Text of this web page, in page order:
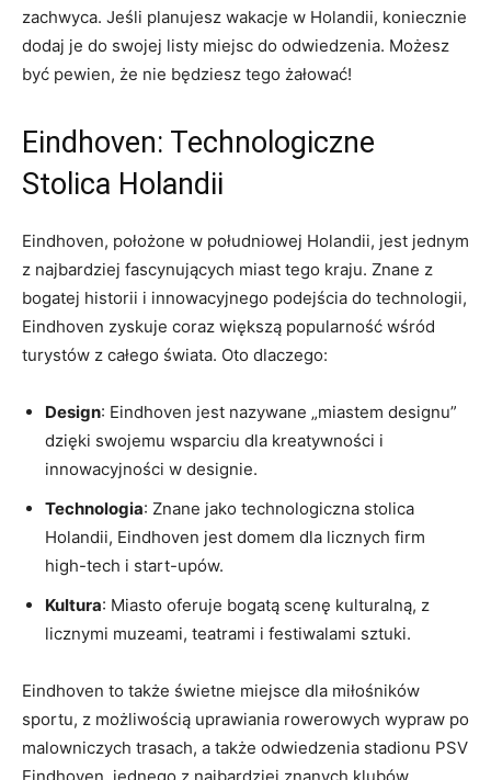
zachwyca. Jeśli planujesz wakacje w Holandii, koniecznie
dodaj‌ je do swojej listy miejsc do odwiedzenia. Możesz
być⁣ pewien, że nie będziesz tego żałować!
Eindhoven: Technologiczne
Stolica Holandii
Eindhoven, położone w południowej Holandii, jest ⁣jednym
z najbardziej fascynujących miast ‍tego kraju. Znane z
bogatej historii i innowacyjnego podejścia do ⁢technologii,
Eindhoven zyskuje coraz większą popularność wśród
⁢turystów z​ całego​ świata. Oto ‍dlaczego:
Design: Eindhoven jest nazywane „miastem designu”‍
dzięki swojemu wsparciu dla kreatywności i
innowacyjności w designie.
Technologia: Znane jako technologiczna stolica
Holandii, Eindhoven jest domem dla licznych firm
high-tech i⁢ start-upów.
Kultura:⁤ Miasto oferuje bogatą scenę kulturalną, z
licznymi muzeami, teatrami i festiwalami‍ sztuki.
Eindhoven to także świetne ‌miejsce dla ⁣miłośników
sportu, z⁣ możliwością uprawiania rowerowych ​wypraw po⁣
malowniczych trasach, ‌a także odwiedzenia stadionu PSV